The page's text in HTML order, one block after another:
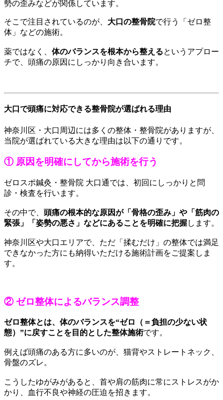
勢の歪みなどが関係しています。
そこで注目されているのが、 大口の整骨院で行う「ゼロ整
体」などの施術。
薬ではなく、 体のバランスを根本から整えるというアプロー
チで、頭痛の原因にしっかり向き合います。
大口で頭痛に対応できる整骨院が選ばれる理由
神奈川区・大口周辺には多くの整体・整骨院がありますが、
当院が選ばれている大きな理由は以下の通りです。
① 原因を明確にしてから施術を行う
ゼロスポ鍼灸・整骨院 大口通では、初回にしっかりと問
診・検査を行います。
その中で、 頭痛の根本的な原因が「骨格の歪み」や「筋肉の
緊張」「姿勢の悪さ」などにあることを明確に把握します。
神奈川区や大口エリアで、ただ「揉むだけ」の整体では満足
できなかった方にも納得いただける施術計画をご提案しま
す。
② ゼロ整体によるバランス調整
ゼロ整体とは、体のバランスを“ゼロ（＝負担の少ない状
態）”に戻すことを目的とした整体施術です。
例えば頭痛のある方に多いのが、猫背やストレートネック、
骨盤のズレ。
こうしたゆがみがあると、首や肩の筋肉に常にストレスがか
かり、血行不良や神経の圧迫を招きます。